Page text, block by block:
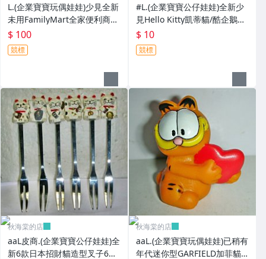
L.(企業寶寶玩偶娃娃)少見全新
未用FamilyMart全家便利商店
鐵質筆盒!--值得擁有!
$ 100
競標
#L.(企業寶寶公仔娃娃)全新少
見Hello Kitty凱蒂貓/酷企鵝造
型紅包袋5個一套誠泰銀行所
贈!
$ 10
競標
秋海棠的店
aaL皮商.(企業寶寶公仔娃娃)全
新6款日本招財貓造型叉子6
秋海棠的店
aaL.(企業寶寶玩偶娃娃)已稍有
年代迷你型GARFIELD加菲貓